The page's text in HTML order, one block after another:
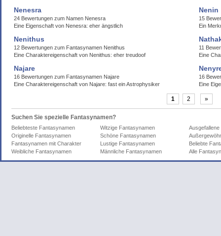
Nenesra
24 Bewertungen zum Namen Nenesra
Eine Eigenschaft von Nenesra: eher ängstlich
Nenin
15
Ein
Nenithus
12 Bewertungen zum Fantasynamen Nenithus
Eine Charaktereigenschaft von Nenithus: eher treudoof
11
Eine
Najare
16 Bewertungen zum Fantasynamen Najare
Eine Charaktereigenschaft von Najare: fast ein Astrophysiker
16
Eine
1 2 »
Suchen Sie spezielle Fantasynamen?
Beliebteste Fantasynamen Witzige Fantasynamen
Originelle Fantasynamen
Schöne Fantasynamen
Fantasynamen mit Charakter
Lustige Fantasynamen
Beliebte
Weibliche Fantasynamen
Männliche Fantasynamen Alle